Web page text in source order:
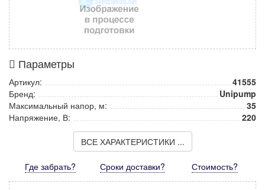
Параметры
Артикул:
41555
Бренд:
Unipump
Максимальный напор, м:
35
Напряжение, В:
220
ВСЕ ХАРАКТЕРИСТИКИ ...
Где забрать? Сроки доставки? Стоимость?